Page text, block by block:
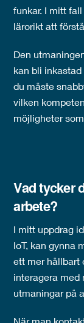
funkar. I mitt
lärorikt att
Den
kan bli
du måste
vilken
möjligheter
Vad tycker
arbete?
I mitt uppdrag
IoT, kan gynna
ett mer hållbart
interagera med
utmaningar på